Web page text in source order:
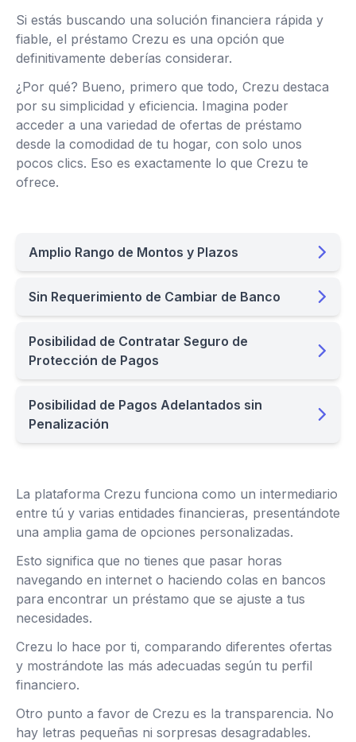
Si estás buscando una solución financiera rápida y
fiable, el préstamo Crezu es una opción que
definitivamente deberías considerar.
¿Por qué? Bueno, primero que todo, Crezu destaca
por su simplicidad y eficiencia. Imagina poder
acceder a una variedad de ofertas de préstamo
desde la comodidad de tu hogar, con solo unos
pocos clics. Eso es exactamente lo que Crezu te
ofrece.
Amplio Rango de Montos y Plazos
Sin Requerimiento de Cambiar de Banco
Posibilidad de Contratar Seguro de
Protección de Pagos
Posibilidad de Pagos Adelantados sin
Penalización
La plataforma Crezu funciona como un intermediario
entre tú y varias entidades financieras, presentándote
una amplia gama de opciones personalizadas.
Esto significa que no tienes que pasar horas
navegando en internet o haciendo colas en bancos
para encontrar un préstamo que se ajuste a tus
necesidades.
Crezu lo hace por ti, comparando diferentes ofertas
y mostrándote las más adecuadas según tu perfil
financiero.
Otro punto a favor de Crezu es la transparencia. No
hay letras pequeñas ni sorpresas desagradables.